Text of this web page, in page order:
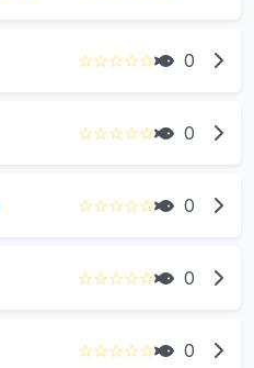
☆☆☆☆☆ 0
☆☆☆☆☆ 0
☆☆☆☆☆ 0
☆☆☆☆☆ 0
☆☆☆☆☆ 0